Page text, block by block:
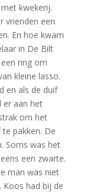
kwekerij.
vrienden een
En hoe kwam
in De Bilt
ring om
kleine lasso.
en als de duif
er aan het
om het
pakken. De
Soms was het
een zwarte.
man was niet
had bij de